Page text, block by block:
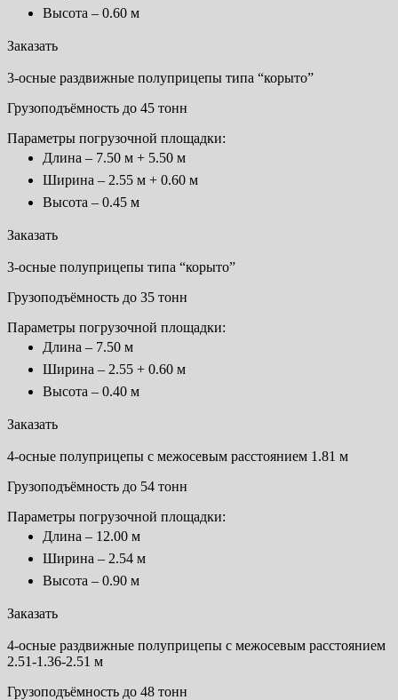
Высота – 0.60 м
Заказать
3-осные раздвижные полуприцепы типа “корыто”
Грузоподъёмность до 45 тонн
Параметры погрузочной площадки:
Длина – 7.50 м + 5.50 м
Ширина – 2.55 м + 0.60 м
Высота – 0.45 м
Заказать
3-осные полуприцепы типа “корыто”
Грузоподъёмность до 35 тонн
Параметры погрузочной площадки:
Длина – 7.50 м
Ширина – 2.55 + 0.60 м
Высота – 0.40 м
Заказать
4-осные полуприцепы с межосевым расстоянием 1.81 м
Грузоподъёмность до 54 тонн
Параметры погрузочной площадки:
Длина – 12.00 м
Ширина – 2.54 м
Высота – 0.90 м
Заказать
4-осные раздвижные полуприцепы с межосевым расстоянием
2.51-1.36-2.51 м
Грузоподъёмность до 48 тонн